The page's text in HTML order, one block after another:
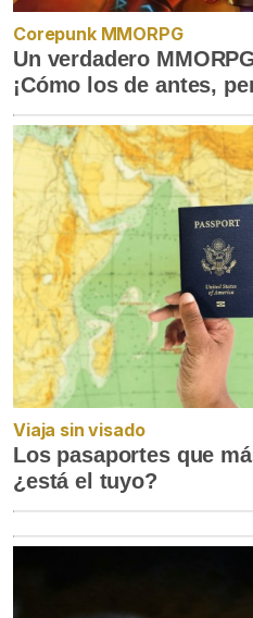
Corepunk MMORPG
Un verdadero
¡Cómo los de antes,
Viaja sin visado
Los pasaportes que
¿está el tuyo?